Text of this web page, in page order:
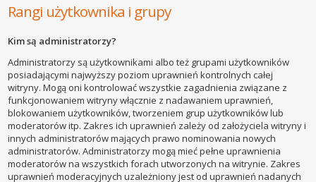
Rangi użytkownika i grupy
Kim są administratorzy?
Administratorzy są użytkownikami albo też grupami użytkowników
posiadającymi najwyższy poziom uprawnień kontrolnych całej
witryny. Mogą oni kontrolować wszystkie zagadnienia związane z
funkcjonowaniem witryny włącznie z nadawaniem uprawnień,
blokowaniem użytkowników, tworzeniem grup użytkowników lub
moderatorów itp. Zakres ich uprawnień zależy od założyciela witryny i
innych administratorów mających prawo nominowania nowych
administratorów. Administratorzy mogą mieć pełne uprawnienia
moderatorów na wszystkich forach utworzonych na witrynie. Zakres
uprawnień moderacyjnych uzależniony jest od uprawnień nadanych